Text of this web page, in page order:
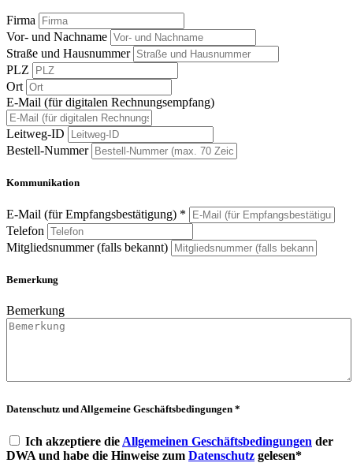
Firma
Vor- und Nachname
Straße und Hausnummer
PLZ
Ort
E-Mail (für digitalen Rechnungsempfang)
Leitweg-ID
Bestell-Nummer
Kommunikation
E-Mail (für Empfangsbestätigung) *
Telefon
Mitgliedsnummer (falls bekannt)
Bemerkung
Bemerkung
Datenschutz und Allgemeine Geschäftsbedingungen *
Ich akzeptiere die Allgemeinen Geschäftsbedingungen der
DWA und habe die Hinweise zum Datenschutz gelesen*